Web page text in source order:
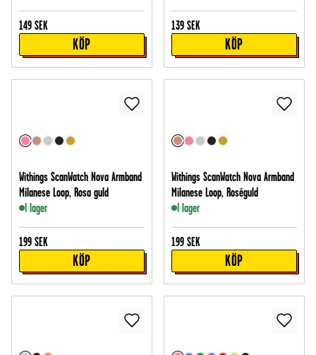
149 SEK
KÖP
139 SEK
KÖP
Withings ScanWatch Nova Armband
Milanese Loop, Rosa guld
I lager
199 SEK
KÖP
Withings ScanWatch Nova Armband
Milanese Loop, Roséguld
I lager
199 SEK
KÖP